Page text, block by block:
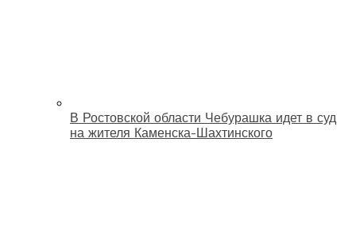
В Ростовской области Чебурашка идет в суд
на жителя Каменска-Шахтинского